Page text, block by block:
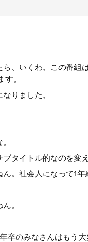
、いくわ。この番組
。
りました。
タイトル的なのを変
。社会人になって1年
。
卒のみなさんはもう